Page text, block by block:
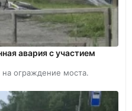
авария с участием
на ограждение моста.